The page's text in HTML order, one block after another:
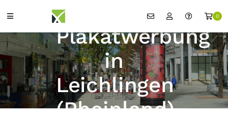
0
Plakatwerbung
in
Leichlingen
(Rheinland)